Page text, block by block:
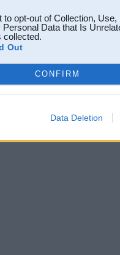
to opt-out of Collection,
Personal Data that Is
collected.
Out
CONFIRM
Data Deletion